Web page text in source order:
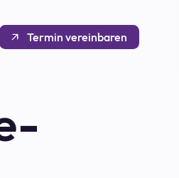
Termin vereinbaren